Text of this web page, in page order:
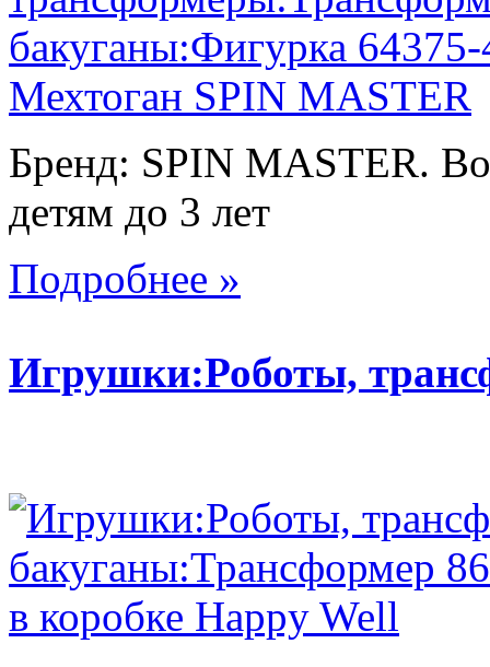
Бренд: SPIN MASTER.
детям до 3 лет
Подробнее »
Игрушки:Роботы,